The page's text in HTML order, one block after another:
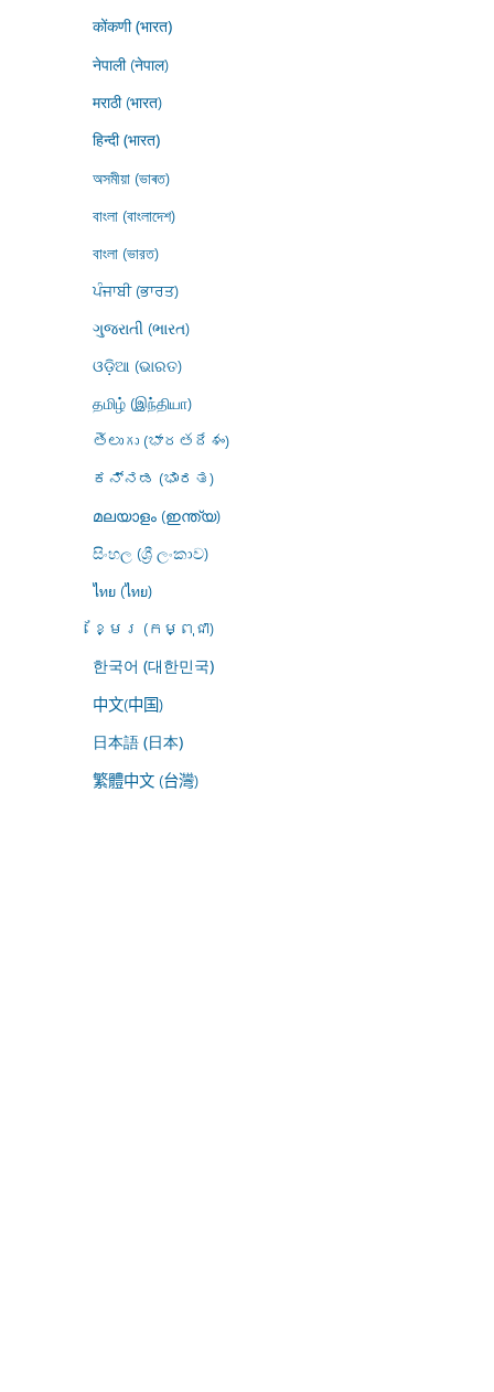
कोंकणी (भारत)
नेपाली (नेपाल)
मराठी (भारत)
हिन्दी (भारत)
অসমীয়া (ভাৰত)
বাংলা (বাংলাদেশ)
বাংলা (ভারত)
ਪੰਜਾਬੀ (ਭਾਰਤ)
ગુજરાતી (ભારત)
ଓଡ଼ିଆ (ଭାରତ)
தமிழ் (இந்தியா)
తెలుగు (భారతదేశం)
ಕನ್ನಡ (ಭಾರತ)
മലയാളം (ഇന്ത്യ)
සිංහල (ශ්‍රී ලංකාව)
ไทย (ไทย)
ខ្មែរ (កម្ពុជា)
한국어 (대한민국)
中文(中国)
日本語 (日本)
繁體中文 (台灣)